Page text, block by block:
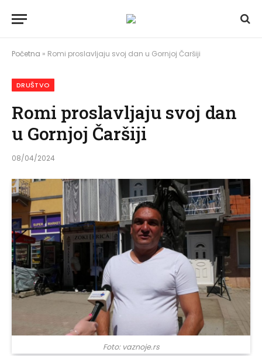
Početna » Romi proslavljaju svoj dan u Gornjoj Čaršiji
DRUŠTVO
Romi proslavljaju svoj dan
u Gornjoj Čaršiji
08/04/2024
Foto: vaznoje.rs